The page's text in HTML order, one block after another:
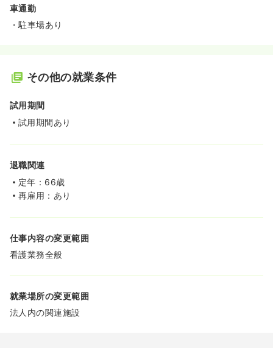
車通勤
・駐車場あり
その他の就業条件
試用期間
試用期間あり
退職関連
定年：66歳
再雇用：あり
仕事内容の変更範囲
看護業務全般
就業場所の変更範囲
法人内の関連施設